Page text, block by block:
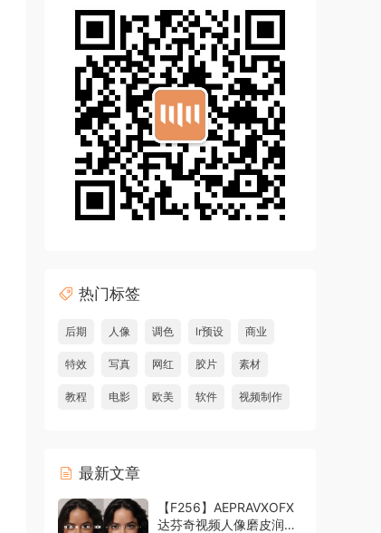
热门标签
后期 人像 调色 lr预设 商业
特效 写真 网红 胶片 素材
教程 电影 欧美 软件 视频制作
最新文章
【F256】AEPRAVXOFX
达芬奇视频人像磨皮润肤